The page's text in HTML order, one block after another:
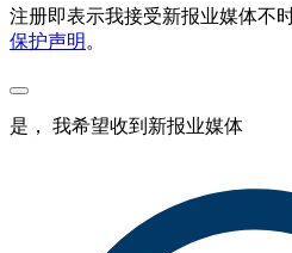
注册即表示我接受新报业媒体不
保护声明 。
是， 我希望收到新报业媒体